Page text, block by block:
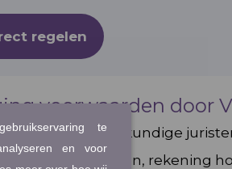
regelen
voorwaarden door
werken deskundige
zullen wijzigen, rekening